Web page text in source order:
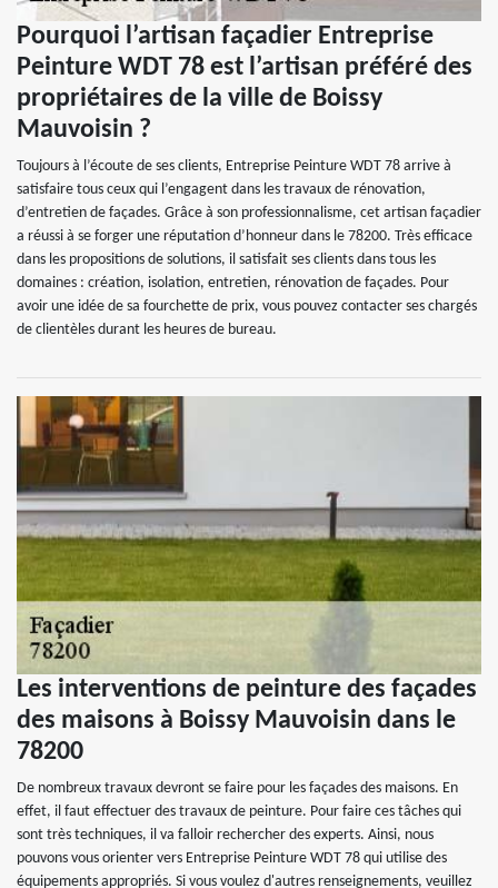
Pourquoi l’artisan façadier Entreprise
Peinture WDT 78 est l’artisan préféré des
propriétaires de la ville de Boissy
Mauvoisin ?
Toujours à l’écoute de ses clients, Entreprise Peinture WDT 78 arrive à
satisfaire tous ceux qui l’engagent dans les travaux de rénovation,
d’entretien de façades. Grâce à son professionnalisme, cet artisan façadier
a réussi à se forger une réputation d’honneur dans le 78200. Très efficace
dans les propositions de solutions, il satisfait ses clients dans tous les
domaines : création, isolation, entretien, rénovation de façades. Pour
avoir une idée de sa fourchette de prix, vous pouvez contacter ses chargés
de clientèles durant les heures de bureau.
Les interventions de peinture des façades
des maisons à Boissy Mauvoisin dans le
78200
De nombreux travaux devront se faire pour les façades des maisons. En
effet, il faut effectuer des travaux de peinture. Pour faire ces tâches qui
sont très techniques, il va falloir rechercher des experts. Ainsi, nous
pouvons vous orienter vers Entreprise Peinture WDT 78 qui utilise des
équipements appropriés. Si vous voulez d'autres renseignements, veuillez